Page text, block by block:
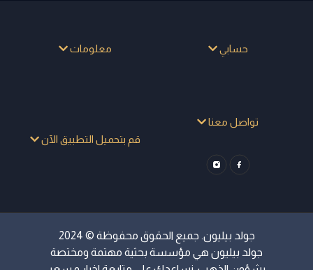
حسابي معلومات
تواصل معنا
قم بتحميل التطبيق الآن
جولد بيليون. جميع الحقوق محفوظة © 2024
جولد بيليون هي مؤسسة بحثية مهتمة ومختصة